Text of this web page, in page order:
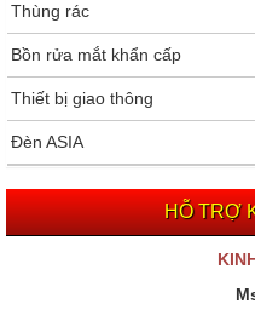
Thùng rác
Bồn rửa mắt khẩn cấp
Thiết bị giao thông
Đèn ASIA
HỖ TRỢ